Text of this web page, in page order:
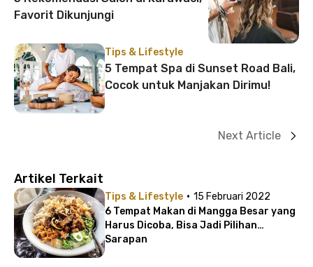
Favorit Dikunjungi
Tips & Lifestyle
5 Tempat Spa di Sunset Road Bali,
Cocok untuk Manjakan Dirimu!
Next Article
Artikel Terkait
Tips & Lifestyle · 15 Februari 2022
6 Tempat Makan di Mangga Besar yang
Harus Dicoba, Bisa Jadi Pilihan
Sarapan